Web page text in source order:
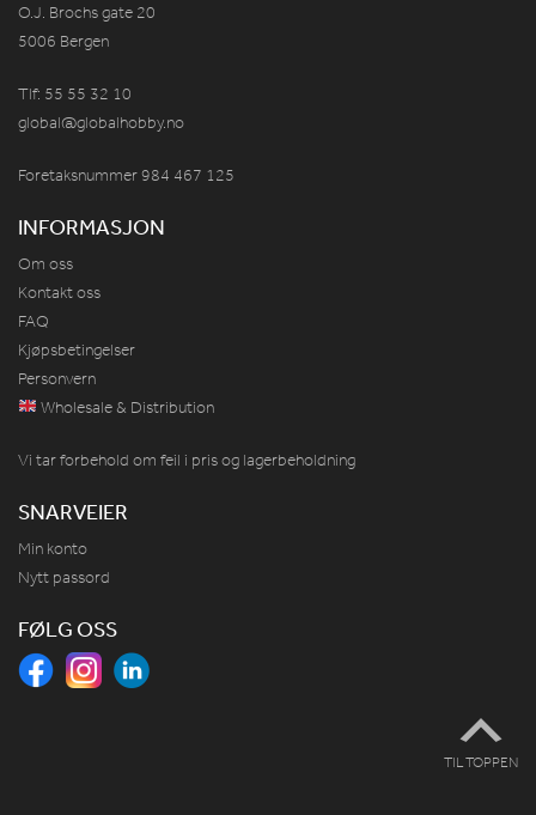
O.J. Brochs gate 20
5006 Bergen
Tlf: 55 55 32 10
global@globalhobby.no
Foretaksnummer 984 467 125
INFORMASJON
Om oss
Kontakt oss
FAQ
Kjøpsbetingelser
Personvern
Wholesale & Distribution
Vi tar forbehold om feil i pris og lagerbeholdning
SNARVEIER
Min konto
Nytt passord
FØLG OSS
TIL TOPPEN